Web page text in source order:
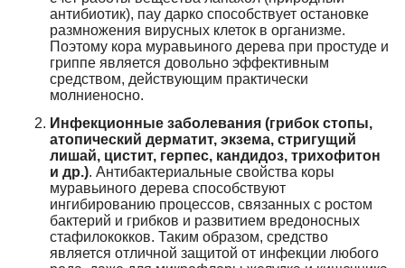
антибиотик), пау дарко способствует остановке
размножения вирусных клеток в организме.
Поэтому кора муравьиного дерева при простуде и
гриппе является довольно эффективным
средством, действующим практически
молниеносно.
Инфекционные заболевания (грибок стопы,
атопический дерматит, экзема, стригущий
лишай, цистит, герпес, кандидоз, трихофитон
и др.). Антибактериальные свойства коры
муравьиного дерева способствуют
ингибированию процессов, связанных с ростом
бактерий и грибков и развитием вредоносных
стафилококков. Таким образом, средство
является отличной защитой от инфекции любого